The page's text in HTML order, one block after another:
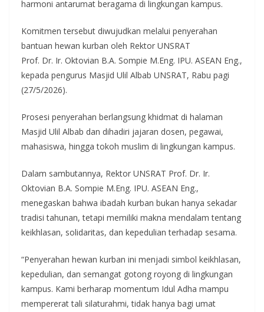
harmoni antarumat beragama di lingkungan kampus.
Komitmen tersebut diwujudkan melalui penyerahan
bantuan hewan kurban oleh Rektor UNSRAT
Prof. Dr. Ir. Oktovian B.A. Sompie M.Eng. IPU. ASEAN Eng.,
kepada pengurus Masjid Ulil Albab UNSRAT, Rabu pagi
(27/5/2026).
Prosesi penyerahan berlangsung khidmat di halaman
Masjid Ulil Albab dan dihadiri jajaran dosen, pegawai,
mahasiswa, hingga tokoh muslim di lingkungan kampus.
Dalam sambutannya, Rektor UNSRAT Prof. Dr. Ir.
Oktovian B.A. Sompie M.Eng. IPU. ASEAN Eng.,
menegaskan bahwa ibadah kurban bukan hanya sekadar
tradisi tahunan, tetapi memiliki makna mendalam tentang
keikhlasan, solidaritas, dan kepedulian terhadap sesama.
“Penyerahan hewan kurban ini menjadi simbol keikhlasan,
kepedulian, dan semangat gotong royong di lingkungan
kampus. Kami berharap momentum Idul Adha mampu
mempererat tali silaturahmi, tidak hanya bagi umat